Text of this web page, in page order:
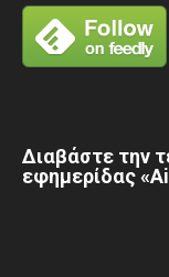
Διαβάστε την
εφημερίδας